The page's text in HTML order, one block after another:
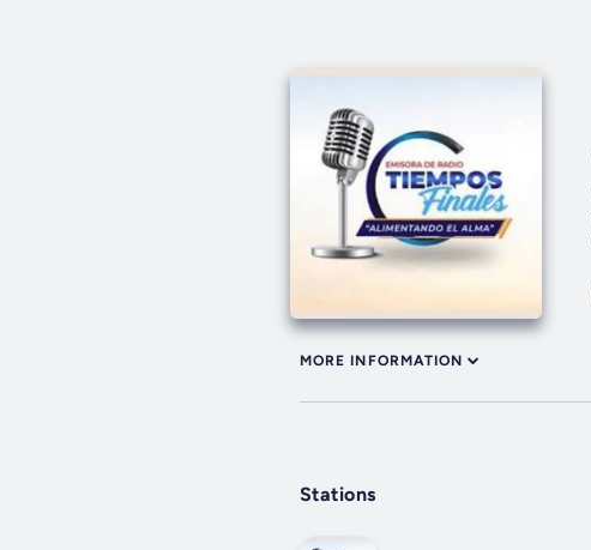
MORE INFORMATION
Stations